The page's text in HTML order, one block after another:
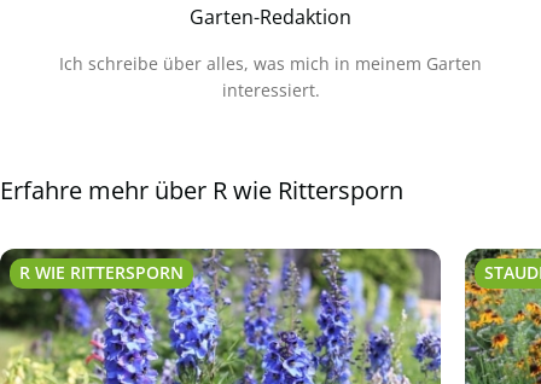
Garten-Redaktion
Ich schreibe über alles, was mich in meinem Garten
interessiert.
Erfahre mehr über R wie Rittersporn
R WIE RITTERSPORN